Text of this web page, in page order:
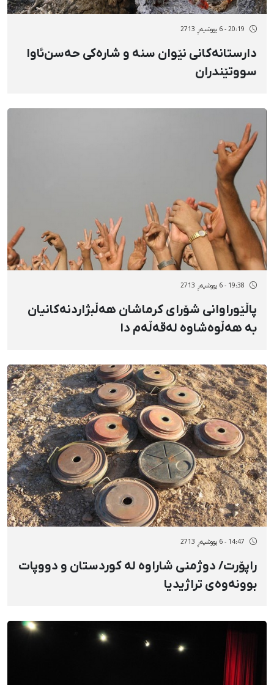
20:19 - 6 پووشپەڕ 2713
دارستانەکانی نێوان سنە و شارەکی حەسن‌ئاوا
سووتێندران
19:38 - 6 پووشپەڕ 2713
پاڵێوراوانی شۆرای کرماشان هەڵبژاردنەکانیان
بە هەڵوەشاوە لەقەڵەم دا
14:47 - 6 پووشپەڕ 2713
راپۆرت/ دوژمنی شاراوە لە کوردستان و دووپات
بوونەوەی تراژیدیا